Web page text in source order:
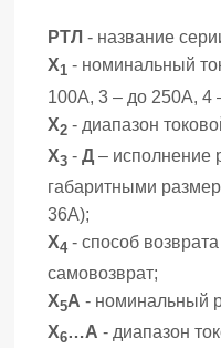
РТЛ - название
Х1 - номинальный
100А, 3 – до 250А, 4
Х2 - диапазон
Х3 - Д – исполнение
габаритными
36А);
Х4 - способ
самовозврат;
Х5А - номинальный
Х6…А - диапазон